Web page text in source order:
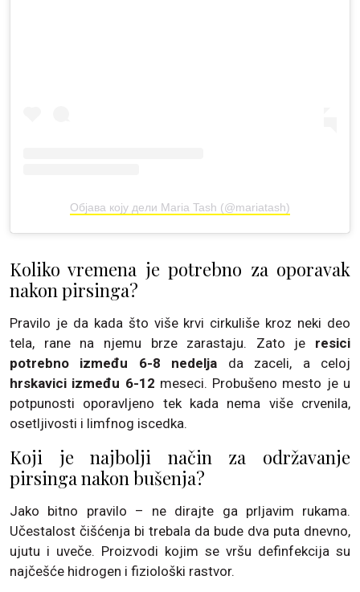
Објава коју дели Maria Tash (@mariatash)
Koliko vremena je potrebno za oporavak
nakon pirsinga?
Pravilo je da kada što više krvi cirkuliše kroz neki deo
tela, rane na njemu brze zarastaju. Zato je resici
potrebno između 6-8 nedelja da zaceli, a celoj
hrskavici između 6-12 meseci. Probušeno mesto je u
potpunosti oporavljeno tek kada nema više crvenila,
osetljivosti i limfnog iscedka.
Koji je najbolji način za održavanje
pirsinga nakon bušenja?
Jako bitno pravilo – ne dirajte ga prljavim rukama.
Učestalost čišćenja bi trebala da bude dva puta dnevno,
ujutu i uveče. Proizvodi kojim se vršu definfekcija su
najčešće hidrogen i fiziološki rastvor.